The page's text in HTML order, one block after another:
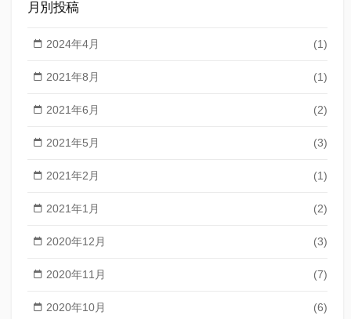
月別投稿
2024年4月 (1)
2021年8月 (1)
2021年6月 (2)
2021年5月 (3)
2021年2月 (1)
2021年1月 (2)
2020年12月 (3)
2020年11月 (7)
2020年10月 (6)